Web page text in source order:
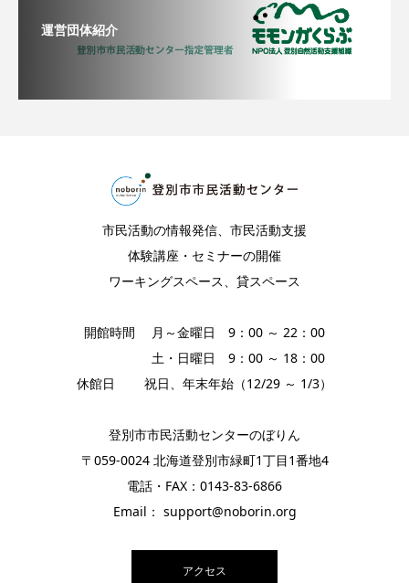
運営団体紹介
市民活動の情報発信、市民活動支援
体験講座・セミナーの開催
ワーキングスペース、貸スペース
開館時間 月～金曜日 9：00 ～ 22：00
土・日曜日 9：00 ～ 18：00
休館日 祝日、年末年始（12/29 ～ 1/3）
登別市市民活動センターのぼりん
〒059-0024 北海道登別市緑町1丁目1番地4
電話・FAX：0143-83-6866
Email： support@noborin.org
アクセス